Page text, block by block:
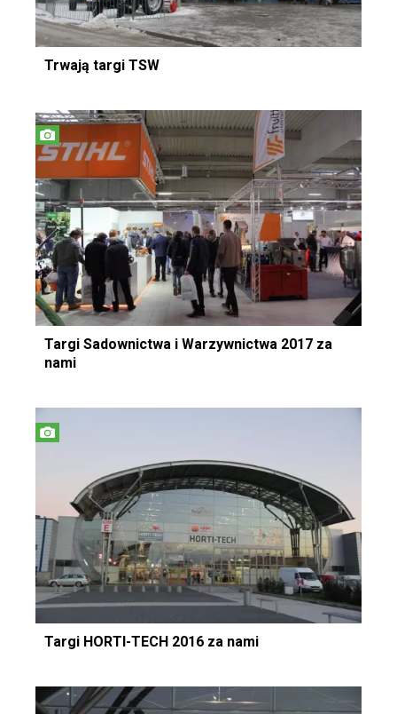
Trwają targi TSW
Targi Sadownictwa i Warzywnictwa 2017 za
nami
Targi HORTI-TECH 2016 za nami